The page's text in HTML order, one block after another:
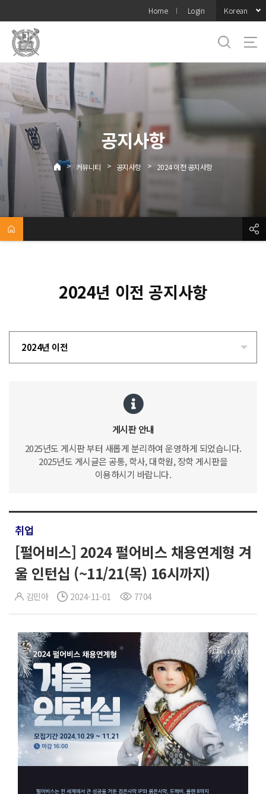
메뉴
Home Login Korean
공지사항
> 커뮤니티 > 공지사항 > 2024 이전 공지사항
2024년 이전 공지사항
2024년 이전
게시판 안내
2025년도 게시판 부터 새롭게 분리하여 운영하게 되었습니다.
2025년도 게시글은 공통, 학사, 대학원, 장학 게시판을
이용하시기 바랍니다.
취업
[펄어비스] 2024 펄어비스 채용연계형 겨
울 인턴십 (~11/21(목) 16시까지)
김민아 2024-11-01 7704